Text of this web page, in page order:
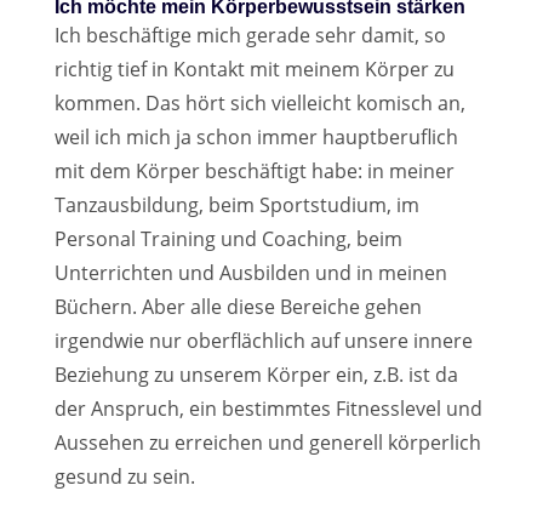
Ich möchte mein Körperbewusstsein stärken
Ich beschäftige mich gerade sehr damit, so
richtig tief in Kontakt mit meinem Körper zu
kommen. Das hört sich vielleicht komisch an,
weil ich mich ja schon immer hauptberuflich
mit dem Körper beschäftigt habe: in meiner
Tanzausbildung, beim Sportstudium, im
Personal Training und Coaching, beim
Unterrichten und Ausbilden und in meinen
Büchern. Aber alle diese Bereiche gehen
irgendwie nur oberflächlich auf unsere innere
Beziehung zu unserem Körper ein, z.B. ist da
der Anspruch, ein bestimmtes Fitnesslevel und
Aussehen zu erreichen und generell körperlich
gesund zu sein.